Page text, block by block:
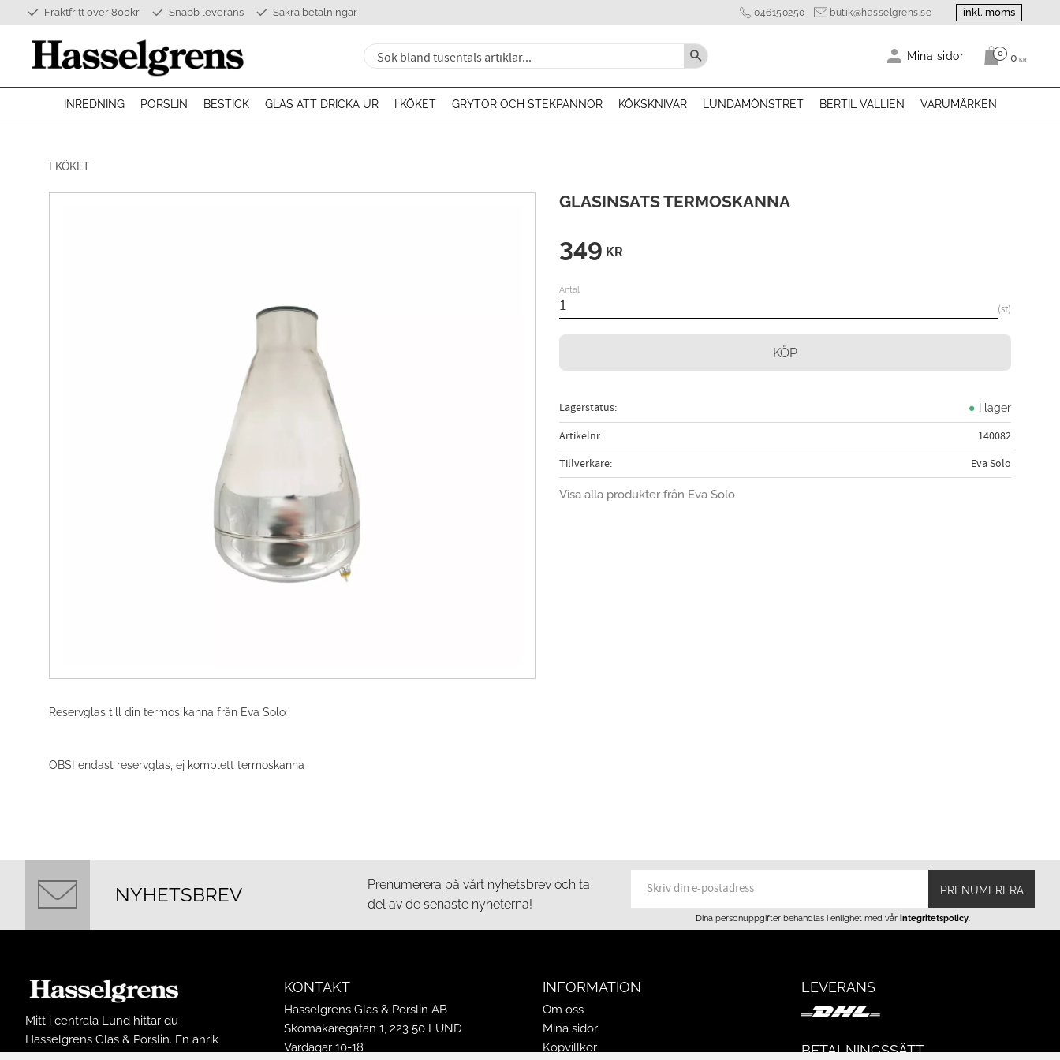
Fraktfritt över 800kr Snabb leverans Säkra betalningar 046150250 butik@hasselgrens.se inkl. moms
Mina sidor Antal
0 0 KR
INREDNING PORSLIN BESTICK GLAS ATT DRICKA UR I KÖKET GRYTOR OCH STEKPANNOR KÖKSKNIVAR LUNDAMÖNSTRET BERTIL VALLIEN VARUMÄRKEN
I KÖKET
GLASINSATS TERMOSKANNA
349 KR
Antal
st
KÖP
Lagerstatus I lager
Artikelnr
140082
Tillverkare
Eva Solo
Visa alla produkter från Eva Solo
Reservglas till din termos kanna från Eva Solo
OBS! endast reservglas, ej komplett termoskanna
NYHETSBREV
Prenumerera på vårt nyhetsbrev och ta
del av de senaste nyheterna!
PRENUMERERA
Dina personuppgifter behandlas i enlighet med vår integritetspolicy
Mitt i centrala Lund hittar du
Hasselgrens Glas & Porslin. En anrik
KONTAKT
Hasselgrens Glas & Porslin AB
Skomakaregatan 1, 223 50 LUND
Vardagar 10-18
INFORMATION
Om oss
Mina sidor
Köpvillkor
LEVERANS
BETALNINGSSÄTT